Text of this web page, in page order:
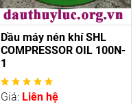
Dầu máy nén khí SHL
COMPRESSOR OIL 100N-
1
Giá: Liên hệ